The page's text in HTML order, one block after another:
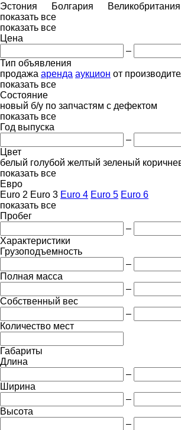
Эстония
Болгария Великобритания
показать все
показать все
Цена
–
Тип объявления
продажа аренда аукцион от
показать все
Состояние
новый б/у по запчастям с дефектом
показать все
Год выпуска
–
Цвет
белый голубой желтый зеленый
показать все
Евро
Euro 2 Euro 3 Euro 4 Euro 5 Euro 6
показать все
Пробег
–
Характеристики
Грузоподъемность
–
Полная масса
–
Собственный вес
–
Количество мест
Габариты
Длина
–
Ширина
–
Высота
–